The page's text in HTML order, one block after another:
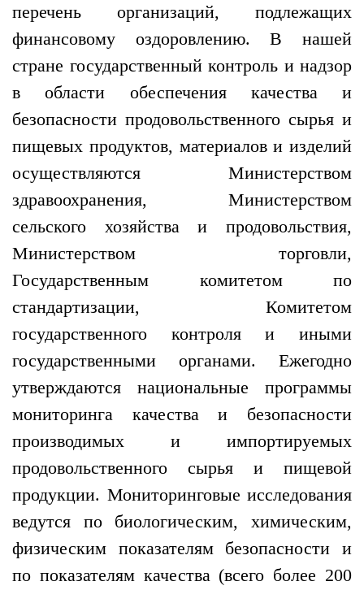
перечень организаций, подлежащих
финансовому оздоровлению. В нашей
стране государственный контроль и надзор
в области обеспечения качества и
безопасности продовольственного сырья и
пищевых продуктов, материалов и изделий
осуществляются Министерством
здравоохранения, Министерством
сельского хозяйства и продовольствия,
Министерством торговли,
Государственным комитетом по
стандартизации, Комитетом
государственного контроля и иными
государственными органами. Ежегодно
утверждаются национальные программы
мониторинга качества и безопасности
производимых и импортируемых
продовольственного сырья и пищевой
продукции. Мониторинговые исследования
ведутся по биологическим, химическим,
физическим показателям безопасности и
по показателям качества (всего более 200